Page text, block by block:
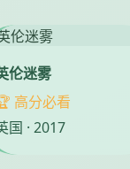
伦迷雾
高分必看
国 · 2017